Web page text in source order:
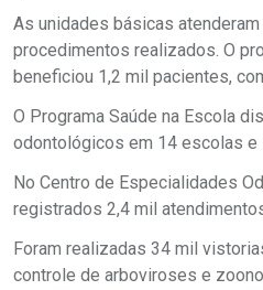
As unidades básicas
procedimentos realizados. O
beneficiou 1,2 mil pacientes,
O Programa Saúde na Escola
odontológicos em 14 escolas e
No Centro de Especialidades
registrados 2,4 mil
Foram realizadas 34 mil
controle de arboviroses e